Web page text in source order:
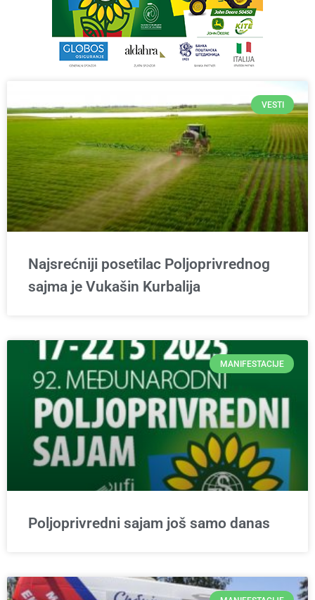
VESTI
Najsrećniji posetilac Poljoprivrednog
sajma je Vukašin Kurbalija
MANIFESTACIJE
Poljoprivredni sajam još samo danas